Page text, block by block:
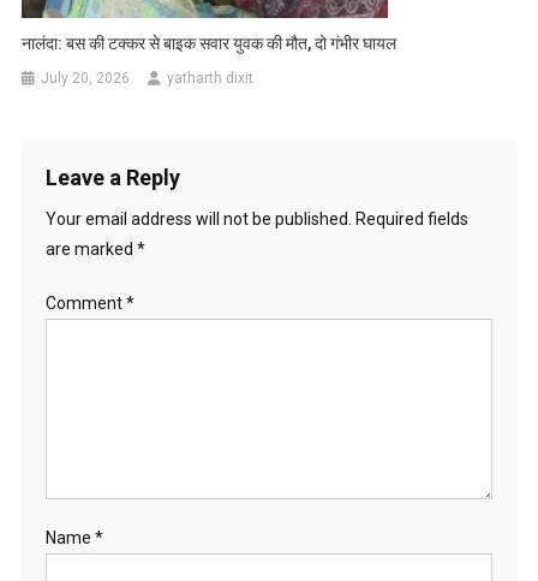
नालंदा: बस की टक्कर से बाइक सवार युवक की मौत, दो गंभीर घायल
July 20, 2026 yatharth dixit
Leave a Reply
Your email address will not be published.
Required fields
are marked *
Comment*
Name *